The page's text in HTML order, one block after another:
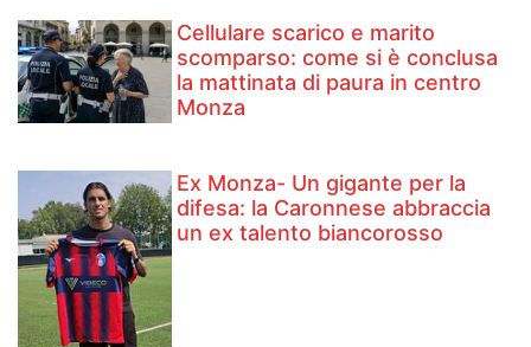
Cellulare scarico e marito
scomparso: come si è conclusa
la mattinata di paura in centro
Monza
Ex Monza- Un gigante per la
difesa: la Caronnese abbraccia
un ex talento biancorosso